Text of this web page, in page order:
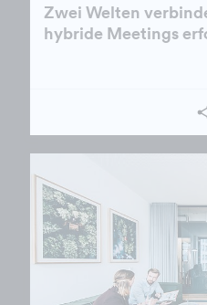
Zwei Welten
hybride Meetings